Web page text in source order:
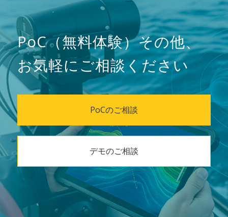
PoC（無料体験）その他、
お気軽にご相談ください
PoCのご相談
デモのご相談